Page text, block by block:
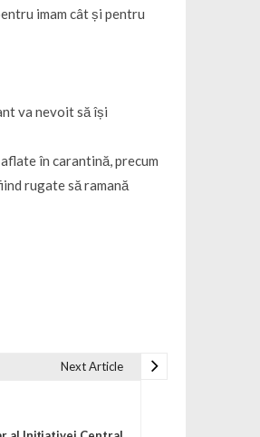
imam cât și pentru
va nevoit să își
în carantină, precum
rugate să ramană
Next Article